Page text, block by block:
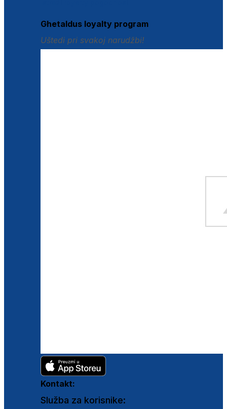
Ghetaldus loyalty program
Uštedi pri svakoj narudžbi!
Kontakt:
Služba za korisnike: